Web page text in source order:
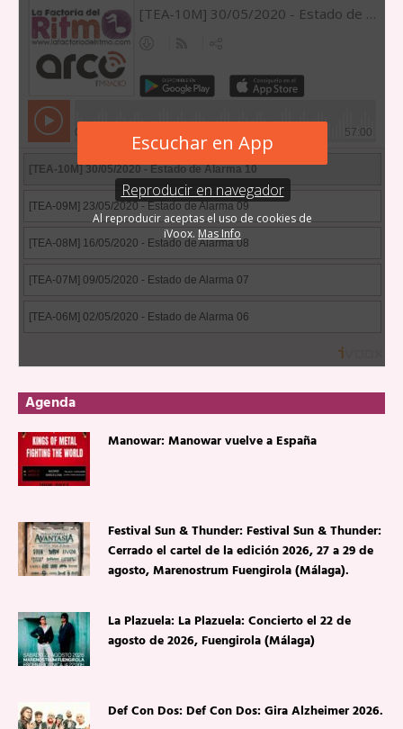
Agenda
Manowar: Manowar vuelve a España
Festival Sun & Thunder: Festival Sun & Thunder:
Cerrado el cartel de la edición 2026, 27 a 29 de
agosto, Marenostrum Fuengirola (Málaga).
La Plazuela: La Plazuela: Concierto el 22 de
agosto de 2026, Fuengirola (Málaga)
Def Con Dos: Def Con Dos: Gira Alzheimer 2026.